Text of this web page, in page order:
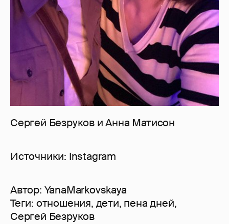
Сергей Безруков и Анна Матисон
Источники: Instagram
Автор: YanaMarkovskaya
Теги: отношения, дети, пена дней,
Сергей Безруков